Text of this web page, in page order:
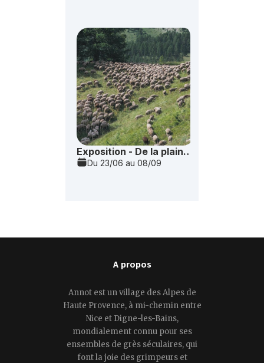
A propos
Annot est un village des Alpes de
Haute Provence, à mi-chemin entre
Nice et Digne-les-Bains,
mondialement connu pour ses
ensembles de grès séculaires, qui
font la joie des grimpeurs et